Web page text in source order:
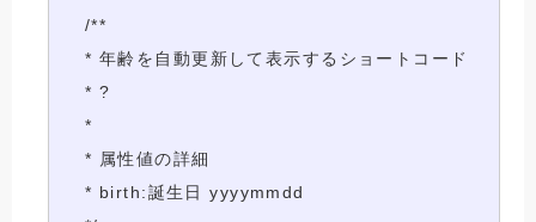
/**
* 年齢を自動更新して表示するショートコード
* ?
*
* 属性値の詳細
* birth:誕生日 yyyymmdd